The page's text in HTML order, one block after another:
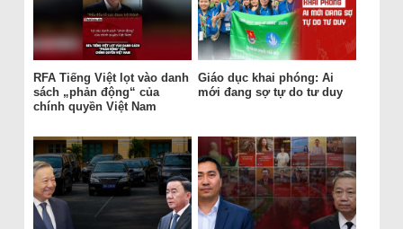
RFA Tiếng Việt lọt vào danh
sách „phản động“ của
chính quyền Việt Nam
Giáo dục khai phóng: Ai
mới đang sợ tự do tư duy